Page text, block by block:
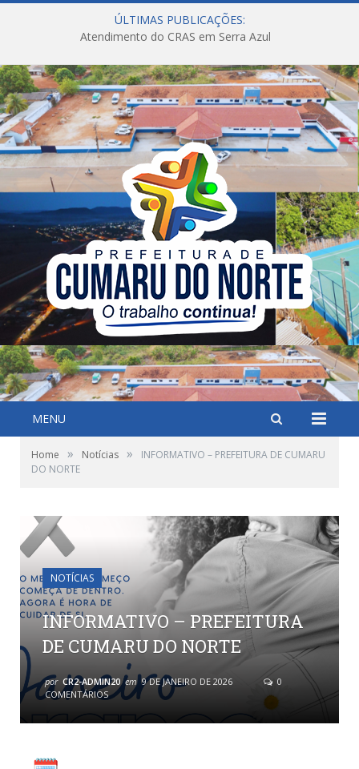
ÚLTIMAS PUBLICAÇÕES:
Atendimento do CRAS em Serra Azul
MENU
Home » Notícias »
INFORMATIVO – PREFEITURA DE CUMARU
DO NORTE
NOTÍCIAS
INFORMATIVO – PREFEITURA
DE CUMARU DO NORTE
por CR2-ADMIN20 em 9 DE JANEIRO DE 2026
0
COMENTÁRIOS